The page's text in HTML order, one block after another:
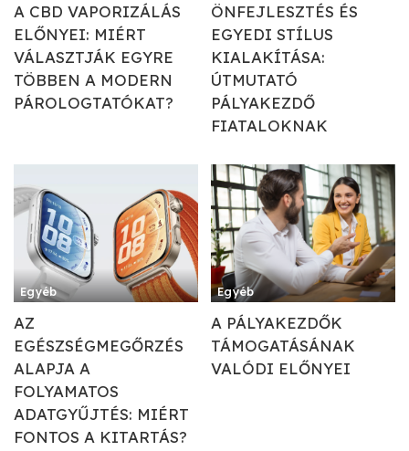
A CBD VAPORIZÁLÁS
ELŐNYEI: MIÉRT
VÁLASZTJÁK EGYRE
TÖBBEN A MODERN
PÁROLOGTATÓKAT?
ÖNFEJLESZTÉS ÉS
EGYEDI STÍLUS
KIALAKÍTÁSA:
ÚTMUTATÓ
PÁLYAKEZDŐ
FIATALOKNAK
Egyéb
AZ
EGÉSZSÉGMEGŐRZÉS
ALAPJA A
FOLYAMATOS
ADATGYŰJTÉS: MIÉRT
FONTOS A KITARTÁS?
Egyéb
A PÁLYAKEZDŐK
TÁMOGATÁSÁNAK
VALÓDI ELŐNYEI